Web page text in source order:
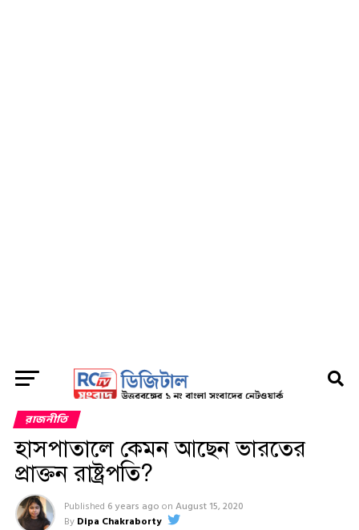
রাজনীতি
হাসপাতালে কেমন আছেন ভারতের
প্রাক্তন রাষ্ট্রপতি?
Published 6 years ago on August 15, 2020
By Dipa Chakraborty